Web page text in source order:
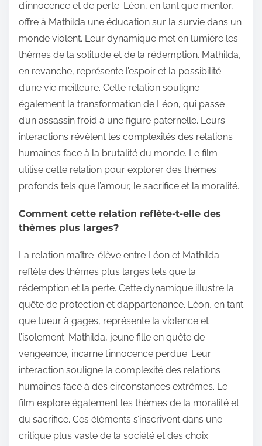
d’innocence et de perte. Léon, en tant que mentor,
offre à Mathilda une éducation sur la survie dans un
monde violent. Leur dynamique met en lumière les
thèmes de la solitude et de la rédemption. Mathilda,
en revanche, représente l’espoir et la possibilité
d’une vie meilleure. Cette relation souligne
également la transformation de Léon, qui passe
d’un assassin froid à une figure paternelle. Leurs
interactions révèlent les complexités des relations
humaines face à la brutalité du monde. Le film
utilise cette relation pour explorer des thèmes
profonds tels que l’amour, le sacrifice et la moralité.
Comment cette relation reflète-t-elle des
thèmes plus larges?
La relation maître-élève entre Léon et Mathilda
reflète des thèmes plus larges tels que la
rédemption et la perte. Cette dynamique illustre la
quête de protection et d’appartenance. Léon, en tant
que tueur à gages, représente la violence et
l’isolement. Mathilda, jeune fille en quête de
vengeance, incarne l’innocence perdue. Leur
interaction souligne la complexité des relations
humaines face à des circonstances extrêmes. Le
film explore également les thèmes de la moralité et
du sacrifice. Ces éléments s’inscrivent dans une
critique plus vaste de la société et des choix